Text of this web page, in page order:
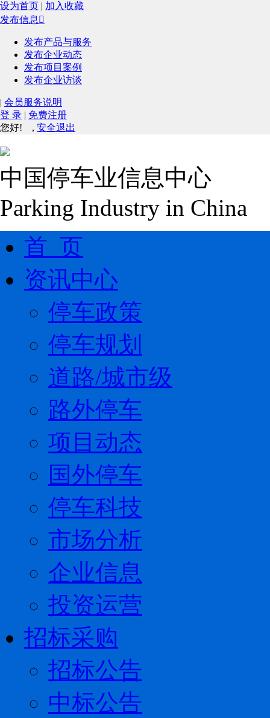
设为首页 | 加入收藏
发布信息 
发布产品与服务
发布企业动态
发布项目案例
发布企业访谈
| 会员服务说明
登 录 | 免费注册
您好!
, 安全退出
中国停车业信息中心
Parking Industry in China
首 页
资讯中心
停车政策
停车规划
道路/城市级
路外停车
项目动态
国外停车
停车科技
市场分析
企业信息
投资运营
招标采购
招标公告
中标公告